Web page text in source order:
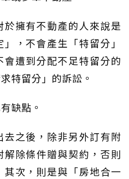
擁有不動產的人來說是
，不會產生「特留分」
遭到分配不足特留分的
特留分」的訴訟。
缺點。
去之後，除非另外訂有附
除條件贈與契約，否則
次，則是與「房地合一